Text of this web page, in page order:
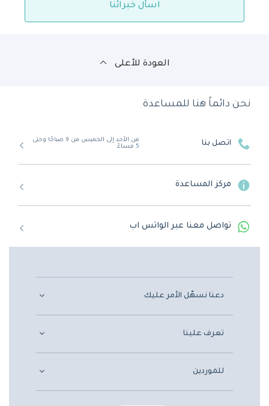
اسأل خبرائنا
العودة للأعلى
نحن دائماً هنا للمساعدة
اتصل بنا
من الأحد إلى الخميس من 9 صباحًا وحتى
5 مساءً
مركز المساعدة
تواصل معنا عبر الواتس اب
دعنا نسهّل الأمر عليك
تعرف علينا
للموردين